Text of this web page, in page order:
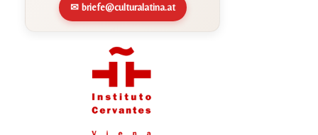
✉ briefe@culturalatina.at